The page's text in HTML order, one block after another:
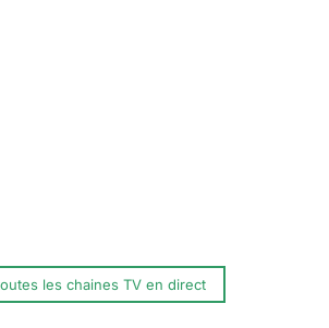
les chaines TV en direct